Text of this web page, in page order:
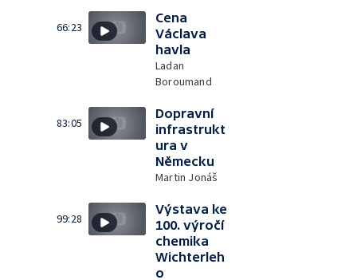
66:23
Cena
Václava
havla
Ladan
Boroumand
83:05
Dopravní
infrastrukt
ura v
Německu
Martin Jonáš
99:28
Výstava ke
100. výročí
chemika
Wichterleh
o